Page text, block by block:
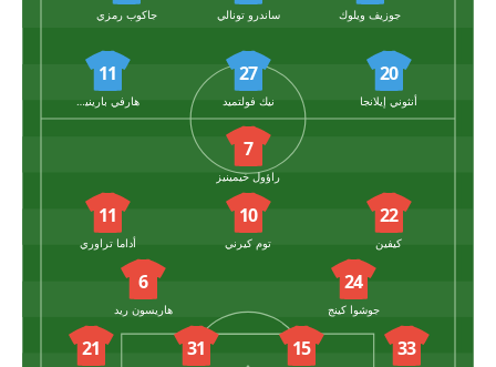
جوزيف ويلوك ساندرو تونالي جاكوب رمزي
20
أنثوني إيلانجا
27
نيك فولتميد
11
7
راؤول خيمينيز
22
كيفين
10
توم كيرني
11
أداما تراوري
24
جوشوا كينج
6
هاريسون ريد
33
15
31
21